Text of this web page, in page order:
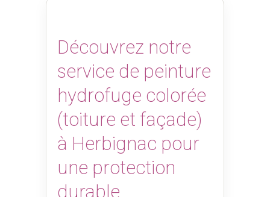
Découvrez notre
service de peinture
hydrofuge colorée
(toiture et façade)
à Herbignac pour
une protection
durable